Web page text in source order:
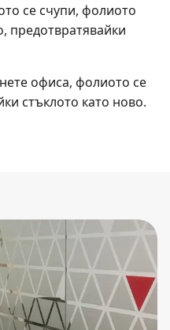
се счупи, фолиото
предотвратявайки
офиса, фолиото се
стъклото като ново.